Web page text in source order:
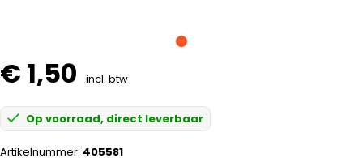
€ 1,50 incl. btw
Op voorraad, direct leverbaar
Artikelnummer: 405581